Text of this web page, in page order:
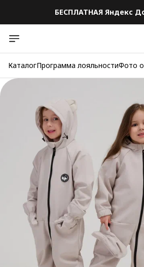
БЕСПЛАТНАЯ Яндекс
КаталогПрограмма лояльностиФото